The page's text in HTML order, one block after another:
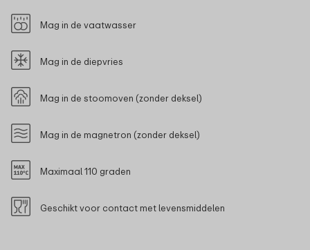
Mag in de vaatwasser
Mag in de diepvries
Mag in de stoomoven (zonder deksel)
Mag in de magnetron (zonder deksel)
Maximaal 110 graden
Geschikt voor contact met levensmiddelen